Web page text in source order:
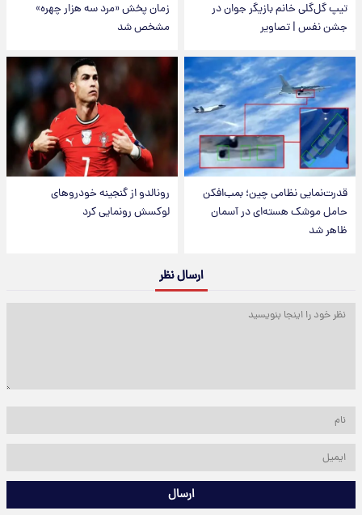
تیپ گل‌گلی خانم بازیگر جوان در
جشن نفس | تصاویر
زمان پخش «مرد سه هزار چهره»
مشخص شد
قدرت‌نمایی نظامی چین؛ بمب‌افکن
حامل موشک هسته‌ای در آسمان
ظاهر شد
رونالدو از گنجینه خودروهای
لوکسش رونمایی کرد
ارسال نظر
ارسال